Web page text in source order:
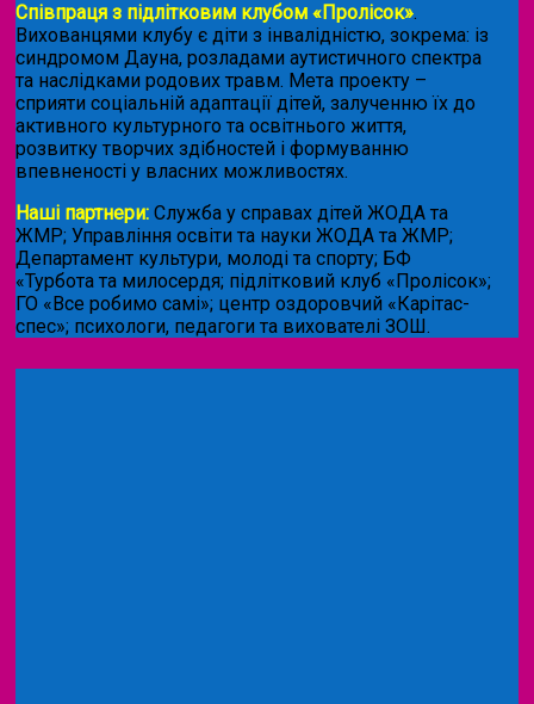
Співпраця з підлітковим клубом «Пролісок».
Вихованцями клубу є діти з інвалідністю, зокрема: із
синдромом Дауна, розладами аутистичного спектра
та наслідками родових травм. Мета проекту –
сприяти соціальній адаптації дітей, залученню їх до
активного культурного та освітнього життя,
розвитку творчих здібностей і формуванню
впевненості у власних можливостях.
Наші партнери: Служба у справах дітей ЖОДА та
ЖМР; Управління освіти та науки ЖОДА та ЖМР;
Департамент культури, молоді та спорту; БФ
«Турбота та милосердя; підлітковий клуб «Пролісок»;
ГО «Все робимо самі»; центр оздоровчий «Карітас-
спес»; психологи, педагоги та вихователі ЗОШ.